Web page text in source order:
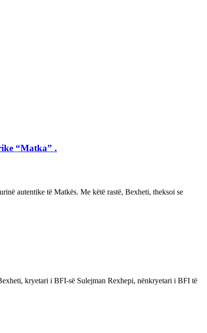
“Matka” .
autentike të Matkës. Me këtë rastë, Bexheti, theksoi se
kryetari i BFI-së Sulejman Rexhepi, nënkryetari i BFI të